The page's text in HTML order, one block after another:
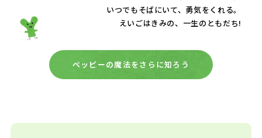
いつでもそばにいて、 勇気をくれる。
えいごはきみの、一生のともだち!
ペッピーの魔法をさらに知ろう